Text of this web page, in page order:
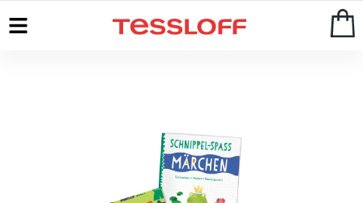
Start Kreatives & Rätseln > Basteln